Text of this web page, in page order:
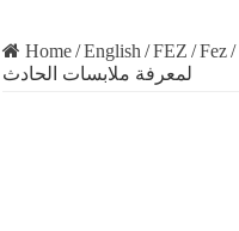
Home/English /FEZ /Fez/
لمعرفة ملابسات الحادث